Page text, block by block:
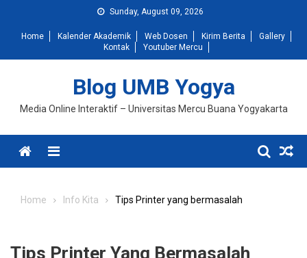
content
Sunday, August 09, 2026
Home Kalender Akademik Web Dosen Kirim Berita
Gallery
Kontak
Youtuber Mercu
Blog UMB Yogya
Media Online Interaktif – Universitas Mercu Buana Yogyakarta
Menu
Home Info Kita Tips Printer yang bermasalah
Tips Printer Yang Bermasalah